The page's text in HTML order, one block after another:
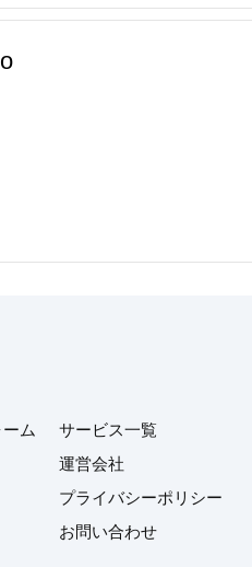
ム
サービス一覧
運営会社
プライバシーポリシー
お問い合わせ